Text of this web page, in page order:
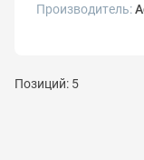
Производитель:
Позиций: 5